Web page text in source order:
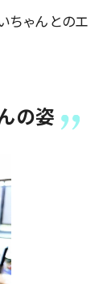
ちゃんとのエ
の姿